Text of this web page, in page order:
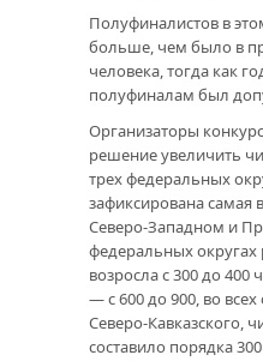
Полуфиналистов в
больше, чем было в
человека, тогда как
полуфиналам был
Организаторы
решение увеличить
трех федеральных
зафиксирована самая
Северо-Западном и
федеральных округах
возросла с 300 до
— с 600 до 900, во
Северо-Кавказского,
составило порядка